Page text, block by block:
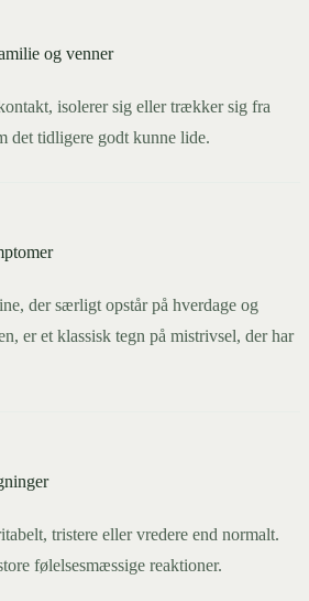
og venner
isolerer sig eller trækker sig fra
det tidligere godt kunne lide.
der særligt opstår på hverdage og
er et klassisk tegn på mistrivsel, der har
tristere eller vredere end normalt.
følelsesmæssige reaktioner.